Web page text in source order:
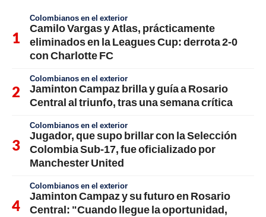
Colombianos en el exterior
Camilo Vargas y Atlas, prácticamente
eliminados en la Leagues Cup: derrota 2-0
con Charlotte FC
Colombianos en el exterior
Jaminton Campaz brilla y guía a Rosario
Central al triunfo, tras una semana crítica
Colombianos en el exterior
Jugador, que supo brillar con la Selección
Colombia Sub-17, fue oficializado por
Manchester United
Colombianos en el exterior
Jaminton Campaz y su futuro en Rosario
Central: "Cuando llegue la oportunidad,